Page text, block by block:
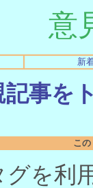
意
新
記事を
こ
グを利